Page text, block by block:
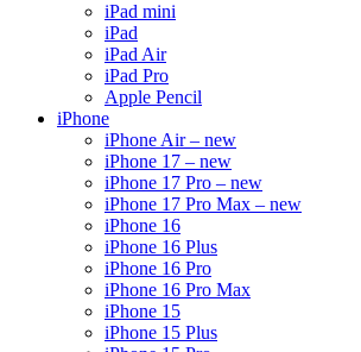
iPad mini
iPad
iPad Air
iPad Pro
Apple Pencil
iPhone
iPhone Air – new
iPhone 17 – new
iPhone 17 Pro – new
iPhone 17 Pro Max – new
iPhone 16
iPhone 16 Plus
iPhone 16 Pro
iPhone 16 Pro Max
iPhone 15
iPhone 15 Plus